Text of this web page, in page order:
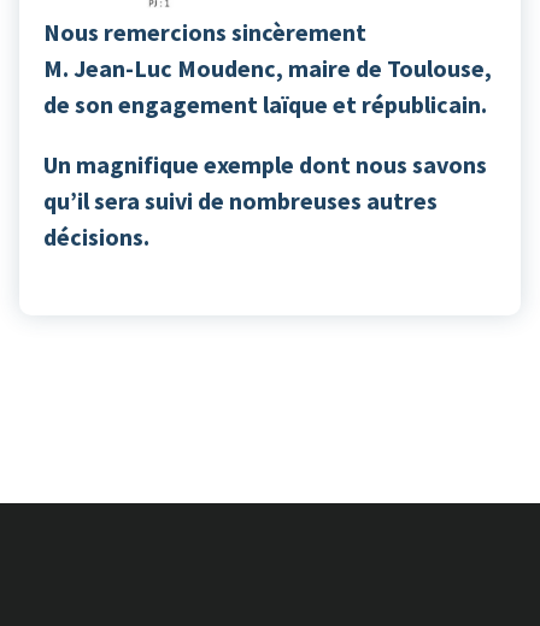
Nous remercions sincèrement
M. Jean-Luc Moudenc, maire de Toulouse,
de son engagement laïque et républicain.
Un magnifique exemple dont nous savons
qu’il sera suivi de nombreuses autres
décisions.